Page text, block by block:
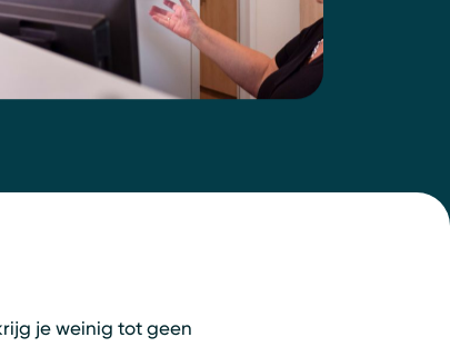
je weinig tot geen